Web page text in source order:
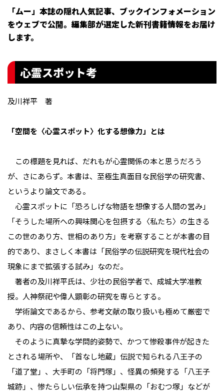
「ムー」本誌の隠れ人気記事、ブックインフォメーション
をウェブで公開。編集部が選定した新刊書籍情報をお届け
します。
心霊スポット考
及川祥平 著
「空間を〈心霊スポット〉化する想像力」とは
この標題を見れば、だれもが心霊関係の本と思うだろう
が、さにあらず。本書は、至極生真面目な民俗学の研究書、
というより論文である。
心霊スポットに「恐ろしげな物語を想像する人間の営み」
「そうした場所への興味関心を包摂する〈私たち〉の生きる
この世のあり方、世相のあり方」を考察することが本書の目
的であり、まさしく本書は「民俗学の伝説研究を現代社会の
現象にまで拡張する試み」なのだ。
著者の及川祥平氏は、少壮の民俗学者で、成城大学准教
授。人神祭祀や偉人顕彰の研究を専らとする。
学術論文であるから、参考文献の取り扱いも極めて厳密で
あり、内容の信頼性はこの上ない。
そのように真摯な学問的姿勢で、かつて惨殺事件が起きた
とされる場所や、「首なし地蔵」伝説で知られる八王子の
「道了堂」、大手町の「将門塚」、怪異の頻発する「八王子
城跡」、惨たらしい伝承を持つ山梨県の「おむつ塚」などが